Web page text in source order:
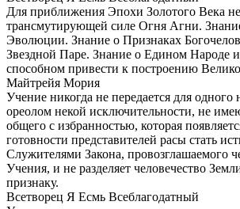
Для приближения Эпохи Золотого Века
трансмутирующей силе Огня Агни.
Эволюции. Знание о Признаках
Звездной Паре. Знание о Едином Народе
способном привести к построению
Майтрейя Мория
Учение никогда не передается для одного
ореолом некой исключительности, не
общего с избранностью, которая
готовности представителей расы стать
Служителями Закона, провозглашаемого
Учения, и не разделяет человечество
признаку.
Всетворец Я Есмь Всеблагодатный